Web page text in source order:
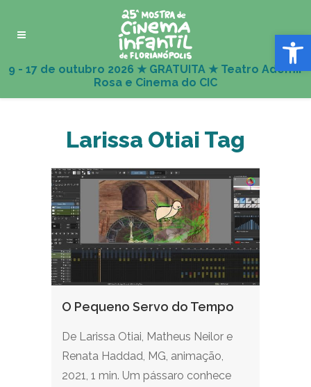
Abrir
Larissa Otiai Tag
O Pequeno Servo do Tempo
De Larissa Otiai, Matheus Neilor e
Renata Haddad, MG, animação,
2021, 1 min. Um pássaro conhece